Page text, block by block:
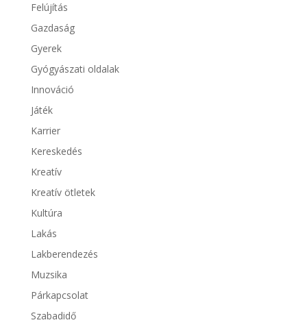
Felújítás
Gazdaság
Gyerek
Gyógyászati oldalak
Innováció
Játék
Karrier
Kereskedés
Kreatív
Kreatív ötletek
Kultúra
Lakás
Lakberendezés
Muzsika
Párkapcsolat
Szabadidő